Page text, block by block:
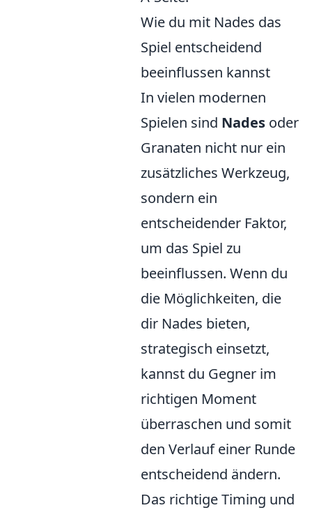
Wie du mit Nades das
Spiel entscheidend
beeinflussen kannst
In vielen modernen
Spielen sind Nades oder
Granaten nicht nur ein
zusätzliches Werkzeug,
sondern ein
entscheidender Faktor,
um das Spiel zu
beeinflussen. Wenn du
die Möglichkeiten, die
dir Nades bieten,
strategisch einsetzt,
kannst du Gegner im
richtigen Moment
überraschen und somit
den Verlauf einer Runde
entscheidend ändern.
Das richtige Timing und